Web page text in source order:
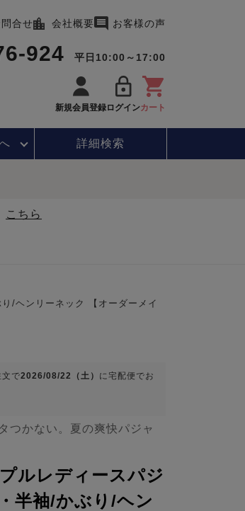
合せ 会社概要 お客様の声
924 平日10:00～17:00
新規会員登録ログインカート
詳細検索
こちら
/ヘンリーネック 【オーダーメイ
文で2026/08/22（土） に宅配便 でお
つかない。夏の爽快パジャ
ルレディースパジ
半袖/かぶり/ヘン